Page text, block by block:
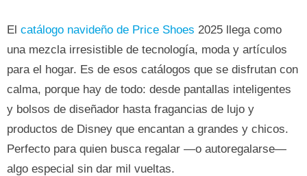
El catálogo navideño de Price Shoes 2025 llega como
una mezcla irresistible de tecnología, moda y artículos
para el hogar. Es de esos catálogos que se disfrutan con
calma, porque hay de todo: desde pantallas inteligentes
y bolsos de diseñador hasta fragancias de lujo y
productos de Disney que encantan a grandes y chicos.
Perfecto para quien busca regalar —o autoregalarse—
algo especial sin dar mil vueltas.